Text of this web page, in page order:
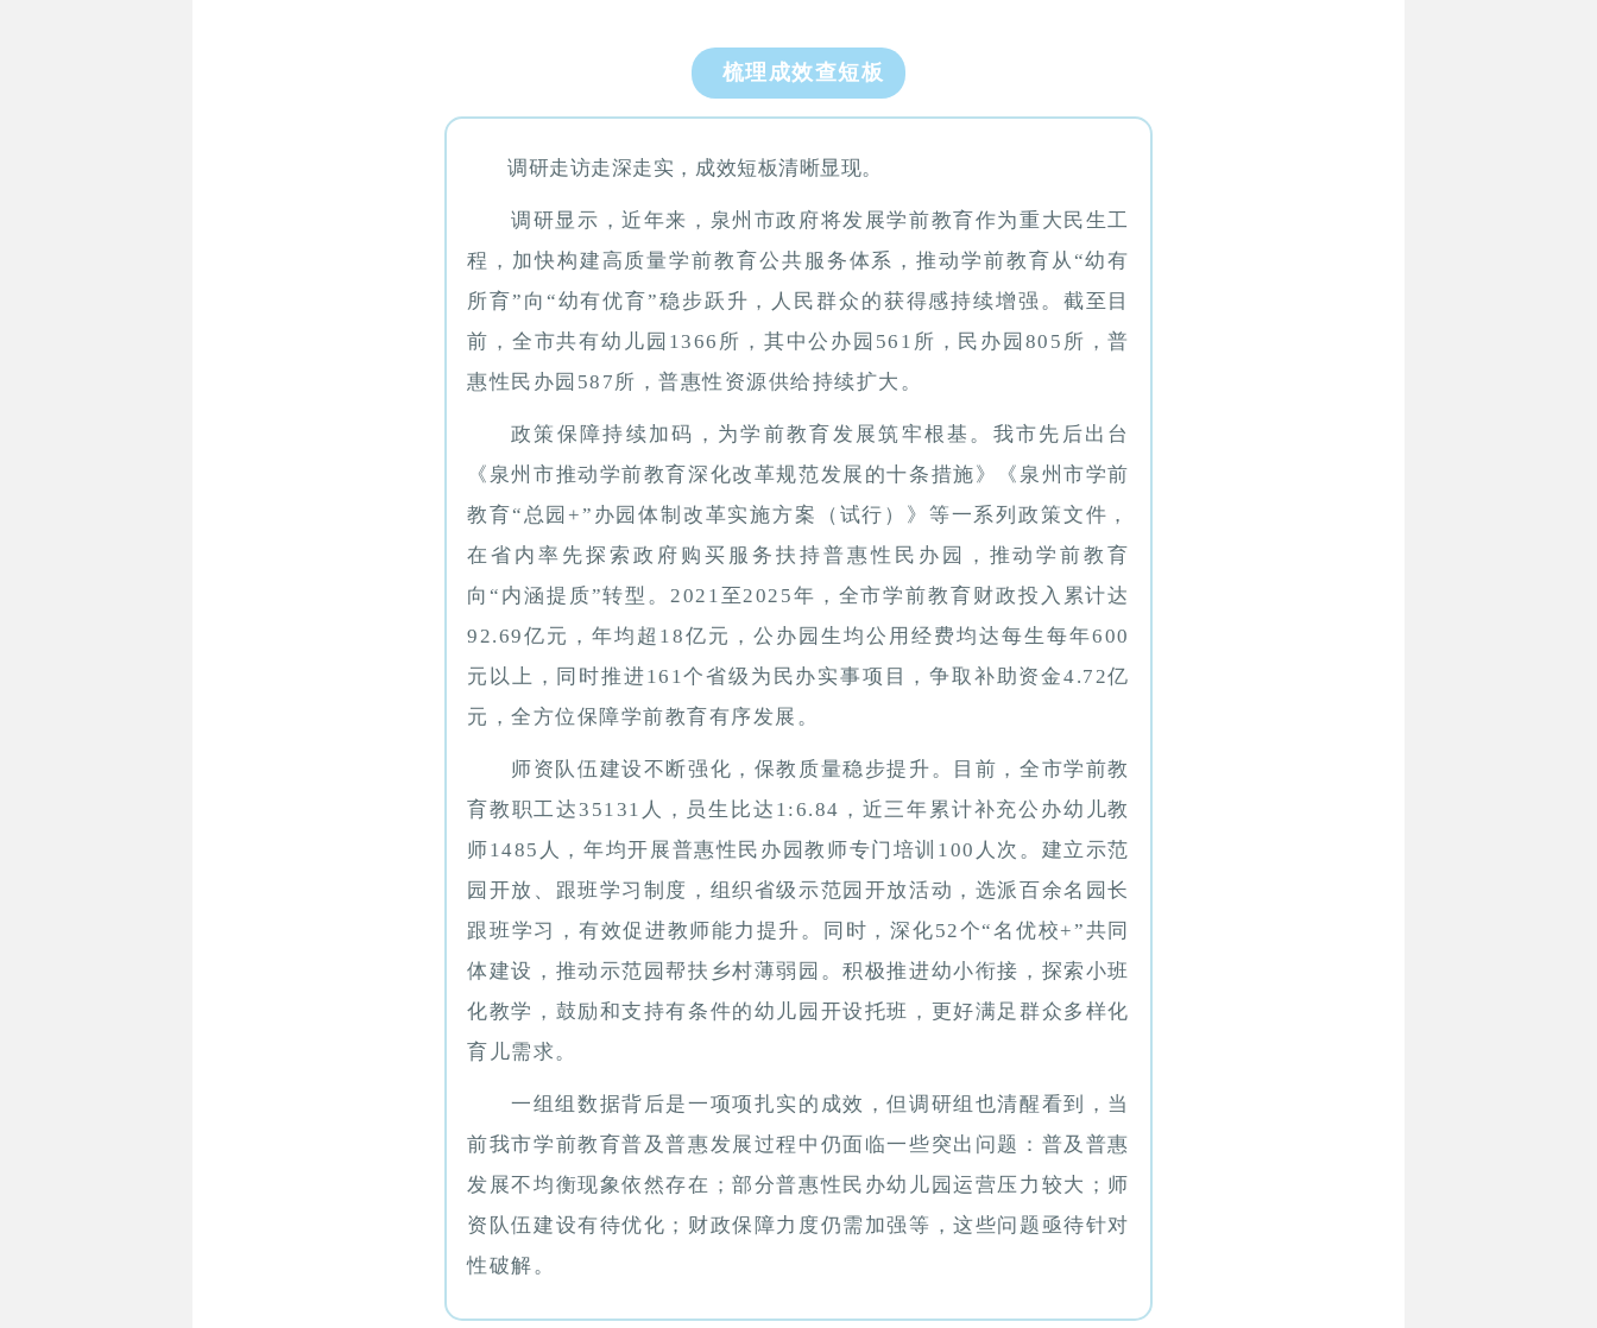
梳理成效查短板
调研走访走深走实，成效短板清晰显现。
调研显示，近年来，泉州市政府将发展学前教育作为重大民生工
程，加快构建高质量学前教育公共服务体系，推动学前教育从“幼有
所育”向“幼有优育”稳步跃升，人民群众的获得感持续增强。截至目
前，全市共有幼儿园1366所，其中公办园561所，民办园805所，普
惠性民办园587所，普惠性资源供给持续扩大。
政策保障持续加码，为学前教育发展筑牢根基。我市先后出台
《泉州市推动学前教育深化改革规范发展的十条措施》《泉州市学前
教育“总园+”办园体制改革实施方案（试行）》等一系列政策文件，
在省内率先探索政府购买服务扶持普惠性民办园，推动学前教育
向“内涵提质”转型。2021至2025年，全市学前教育财政投入累计达
92.69亿元，年均超18亿元，公办园生均公用经费均达每生每年600
元以上，同时推进161个省级为民办实事项目，争取补助资金4.72亿
元，全方位保障学前教育有序发展。
师资队伍建设不断强化，保教质量稳步提升。目前，全市学前教
育教职工达35131人，员生比达1:6.84，近三年累计补充公办幼儿教
师1485人，年均开展普惠性民办园教师专门培训100人次。建立示范
园开放、跟班学习制度，组织省级示范园开放活动，选派百余名园长
跟班学习，有效促进教师能力提升。同时，深化52个“名优校+”共同
体建设，推动示范园帮扶乡村薄弱园。积极推进幼小衔接，探索小班
化教学，鼓励和支持有条件的幼儿园开设托班，更好满足群众多样化
育儿需求。
一组组数据背后是一项项扎实的成效，但调研组也清醒看到，当
前我市学前教育普及普惠发展过程中仍面临一些突出问题：普及普惠
发展不均衡现象依然存在；部分普惠性民办幼儿园运营压力较大；师
资队伍建设有待优化；财政保障力度仍需加强等，这些问题亟待针对
性破解。